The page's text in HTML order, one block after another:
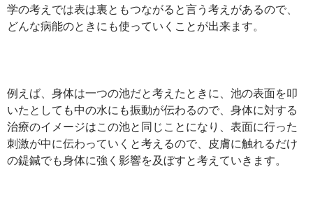
学の考えでは表は裏ともつながると言う考えがあるので、
どんな病能のときにも使っていくことが出来ます。
例えば、身体は一つの池だと考えたときに、池の表面を叩
いたとしても中の水にも振動が伝わるので、身体に対する
治療のイメージはこの池と同じことになり、表面に行った
刺激が中に伝わっていくと考えるので、皮膚に触れるだけ
の鍉鍼でも身体に強く影響を及ぼすと考えていきます。